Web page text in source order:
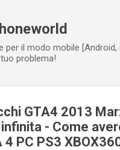
per il modo mobile
problema!
GTA4 2013
- Come
4 PC PS3